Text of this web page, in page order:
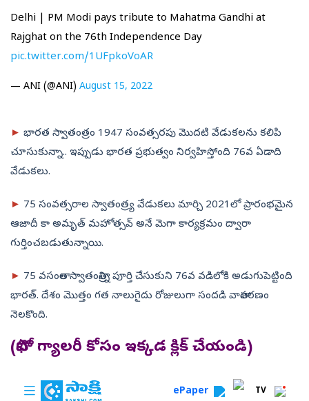
Delhi | PM Modi pays tribute to Mahatma Gandhi at
Rajghat on the 76th Independence Day
pic.twitter.com/1UFpkoVoAR
— ANI (@ANI) August 15, 2022
► భారత స్వాతంత్రం 1947 సంవత్సరపు మొదటి వేడుకలను కలిపి
చూసుకున్నా.. ఇప్పుడు భారత ప్రభుత్వం నిర్వహిస్తోంది 76వ ఏడాది
వేడుకలు.
► 75 సంవత్సరాల స్వాతంత్ర్య వేడుకలు మార్చి 2021లో ప్రారంభమైన
ఆజాదీ కా అమృత్ మహోత్సవ్ అనే మెగా కార్యక్రమం ద్వారా
గుర్తించబడుతున్నాయి.
► 75 వసంతాల స్వాతంత్రాన్ని పూర్తి చేసుకుని 76వ వడిలోకి అడుగుపెట్టింది
భారత్‌. దేశం మొత్తం గత నాలుగైదు రోజులుగా సందడి వాతావరణం
నెలకొంది.
(ఫొటో గ్యాలరీ కోసం ఇక్కడ క్లిక్ చేయండి)